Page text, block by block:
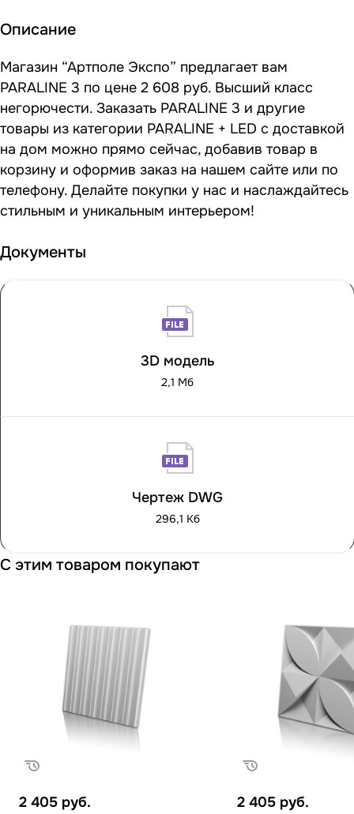
Описание
Магазин “Артполе Экспо” предлагает вам
PARALINE 3 по цене 2 608 руб. Высший класс
негорючести. Заказать PARALINE 3 и другие
товары из категории PARALINE + LED с доставкой
на дом можно прямо сейчас, добавив товар в
корзину и оформив заказ на нашем сайте или по
телефону. Делайте покупки у нас и наслаждайтесь
стильным и уникальным интерьером!
Документы
3D модель
2,1 Мб
Чертеж DWG
296,1 Кб
С этим товаром покупают
2 405 руб. 2 405 руб.